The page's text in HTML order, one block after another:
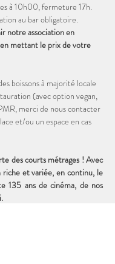
à 10h00, fermeture 17h.
au bar obligatoire.
notre association en
mettant le prix de votre
boissons à majorité locale
(avec option vegan,
merci de nous contacter
et/ou un espace en cas
des courts métrages ! Avec
riche et variée, en continu, le
135 ans de cinéma, de nos